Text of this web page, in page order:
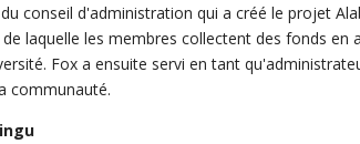
conseil d'administration qui a créé le projet
laquelle les membres collectent des fonds
Fox a ensuite servi en tant
communauté.